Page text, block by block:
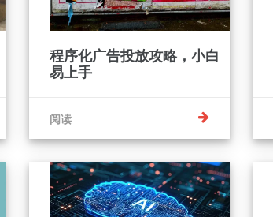
程序化广告投放攻略，小白
易上手
阅读